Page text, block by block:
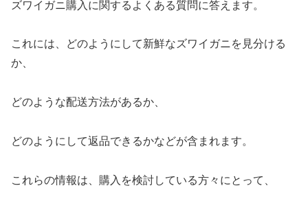
ズワイガニ購入に関するよくある質問に答えます。
これには、どのようにして新鮮なズワイガニを見分ける
か、
どのような配送方法があるか、
どのようにして返品できるかなどが含まれます。
これらの情報は、購入を検討している方々にとって、